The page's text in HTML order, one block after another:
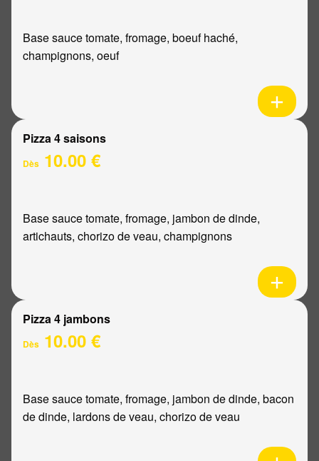
Base sauce tomate, fromage, boeuf haché,
champignons, oeuf
Pizza 4 saisons
Dès 10.00 €
Base sauce tomate, fromage, jambon de dinde,
artichauts, chorizo de veau, champignons
Pizza 4 jambons
Dès 10.00 €
Base sauce tomate, fromage, jambon de dinde, bacon
de dinde, lardons de veau, chorizo de veau